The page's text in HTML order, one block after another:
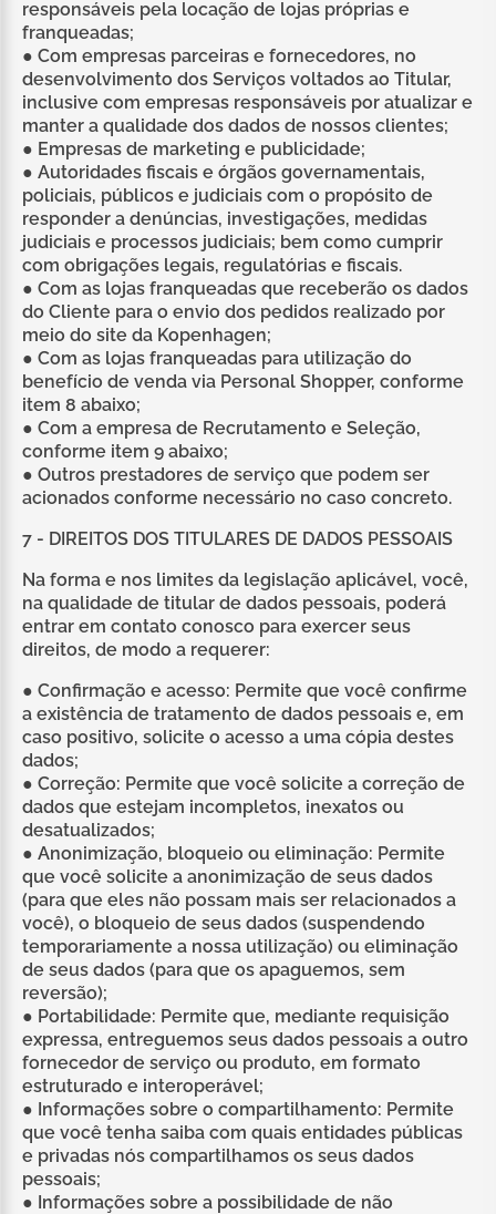
responsáveis pela locação de lojas próprias e
franqueadas;
● Com empresas parceiras e fornecedores, no
desenvolvimento dos Serviços voltados ao Titular,
inclusive com empresas responsáveis por atualizar e
manter a qualidade dos dados de nossos clientes;
● Empresas de marketing e publicidade;
● Autoridades fiscais e órgãos governamentais,
policiais, públicos e judiciais com o propósito de
responder a denúncias, investigações, medidas
judiciais e processos judiciais; bem como cumprir
com obrigações legais, regulatórias e fiscais.
● Com as lojas franqueadas que receberão os dados
do Cliente para o envio dos pedidos realizado por
meio do site da Kopenhagen;
● Com as lojas franqueadas para utilização do
benefício de venda via Personal Shopper, conforme
item 8 abaixo;
● Com a empresa de Recrutamento e Seleção,
conforme item 9 abaixo;
● Outros prestadores de serviço que podem ser
acionados conforme necessário no caso concreto.
7 - DIREITOS DOS TITULARES DE DADOS PESSOAIS
Na forma e nos limites da legislação aplicável, você,
na qualidade de titular de dados pessoais, poderá
entrar em contato conosco para exercer seus
direitos, de modo a requerer:
● Confirmação e acesso: Permite que você confirme
a existência de tratamento de dados pessoais e, em
caso positivo, solicite o acesso a uma cópia destes
dados;
● Correção: Permite que você solicite a correção de
dados que estejam incompletos, inexatos ou
desatualizados;
● Anonimização, bloqueio ou eliminação: Permite
que você solicite a anonimização de seus dados
(para que eles não possam mais ser relacionados a
você), o bloqueio de seus dados (suspendendo
temporariamente a nossa utilização) ou eliminação
de seus dados (para que os apaguemos, sem
reversão);
● Portabilidade: Permite que, mediante requisição
expressa, entreguemos seus dados pessoais a outro
fornecedor de serviço ou produto, em formato
estruturado e interoperável;
● Informações sobre o compartilhamento: Permite
que você tenha saiba com quais entidades públicas
e privadas nós compartilhamos os seus dados
pessoais;
● Informações sobre a possibilidade de não